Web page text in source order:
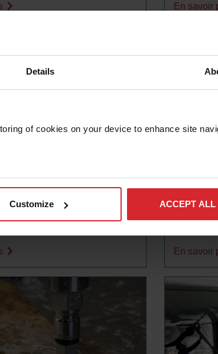
Details
of cookies on your device to enhance site
Customize ACCEPT ALL
En savoir
RCI DU JET D’EAU : GUIDE
RÉELLES
UN
En savoir